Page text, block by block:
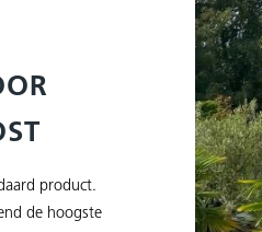
product.
de hoogste